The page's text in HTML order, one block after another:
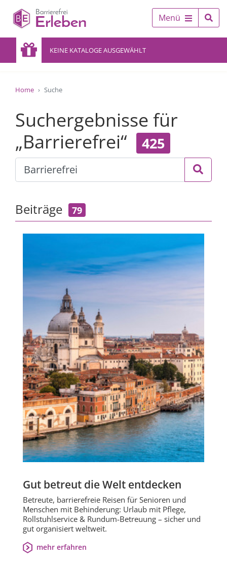
Menü
KEINE KATALOGE AUSGEWÄHLT
Home Suche
Suchergebnisse für
„Barrierefrei“
425
Beiträge 79
Gut betreut die Welt entdecken
Betreute, barrierefreie Reisen für Senioren und
Menschen mit Behinderung: Urlaub mit Pflege,
Rollstuhlservice & Rundum-Betreuung – sicher und
gut organisiert weltweit.
mehr erfahren